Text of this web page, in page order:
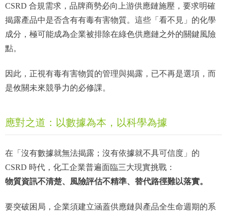
CSRD 合規需求，品牌商勢必向上游供應鏈施壓，要求明確
揭露產品中是否含有有毒有害物質。這些「看不見」的化學
成分，極可能成為企業被排除在綠色供應鏈之外的關鍵風險
點。
因此，正視有毒有害物質的管理與揭露，已不再是選項，而
是攸關未來競爭力的必修課。
應對之道：以數據為本，以科學為據
在「沒有數據就無法揭露；沒有依據就不具可信度」的
CSRD 時代，化工企業普遍面臨三大現實挑戰：
物質資訊不清楚、風險評估不精準、替代路徑難以落實。
要突破困局，企業須建立涵蓋供應鏈與產品全生命週期的系